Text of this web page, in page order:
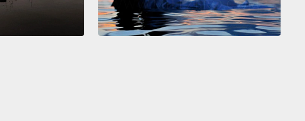
的概念創造不同的顏色變化。單色配色最棒的地方就是顏色一